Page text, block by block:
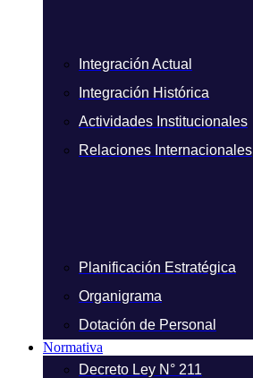
Integración Actual
Integración Histórica
Actividades Institucionales
Relaciones Internacionales
Planificación Estratégica
Organigrama
Dotación de Personal
Normativa
Decreto Ley N° 211